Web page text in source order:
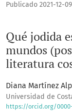
Qué jodida
mundos
literatura
Publicado 2021-12-
Diana Martínez
Universidad de
https://orcid.org/0000-